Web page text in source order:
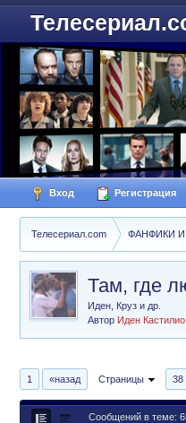
Вход Регистрация
Телесериал.com ФАНФИКИ
Там, где
Иден, Круз и др.
Автор Иден Кастилио
1 «назад Страницы 38
Сообщений в теме: